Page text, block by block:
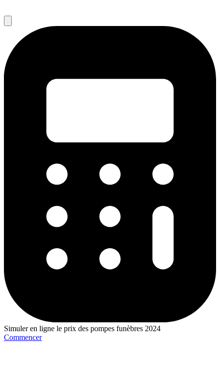
Simuler en ligne le prix des pompes funèbres 2024
Commencer